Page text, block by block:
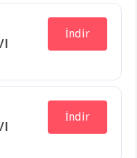
İndir
İndir